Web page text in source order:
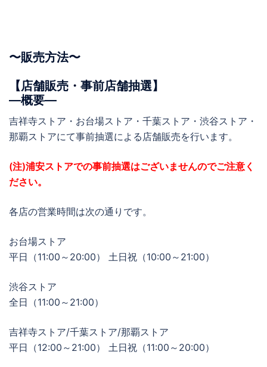
〜販売方法〜
【店舗販売・事前店舗抽選】
―概要―
吉祥寺ストア・お台場ストア・千葉ストア・渋谷ストア・
那覇ストアにて事前抽選による店舗販売を行います。
(注)浦安ストアでの事前抽選はございませんのでご注意く
ださい。
各店の営業時間は次の通りです。
お台場ストア
平日（11:00～20:00） 土日祝（10:00～21:00）
渋谷ストア
全日（11:00～21:00）
吉祥寺ストア/千葉ストア/那覇ストア
平日（12:00～21:00） 土日祝（11:00～20:00）